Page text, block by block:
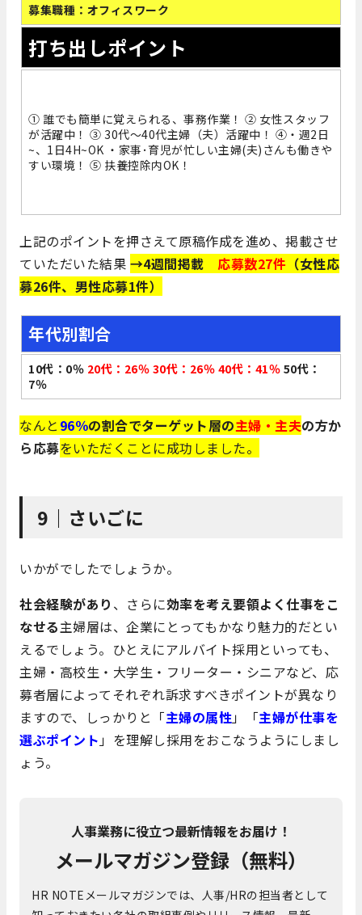
募集職種：オフィスワーク
打ち出しポイント
① 誰でも簡単に覚えられる、事務作業！ ② 女性スタッフ
が活躍中！ ③ 30代～40代主婦（夫）活躍中！ ④・週2日
~、1日4H~OK ・家事･育児が忙しい主婦(夫)さんも働きや
すい環境！ ⑤ 扶養控除内OK！
上記のポイントを押さえて原稿作成を進め、掲載させ
ていただいた結果 →4週間掲載 応募数27件 （女性応
募26件、男性応募1件）
年代別割合
10代：0％ 20代：26％ 30代：26％ 40代：41％ 50代：
7％
なんと 96％の割合でターゲット層の主婦・主夫の方か
ら応募をいただくことに成功しました。
9｜さいごに
いかがでしたでしょうか。
社会経験があり 、さらに効率を考え要領よく仕事をこ
なせる主婦層は、企業にとってもかなり魅力的だとい
えるでしょう。ひとえにアルバイト採用といっても、
主婦・高校生・大学生・フリーター・シニアなど、応
募者層によってそれぞれ訴求すべきポイントが異なり
ますので、しっかりと「主婦の属性」「主婦が仕事を
選ぶポイント」を理解し採用をおこなうようにしまし
ょう。
人事業務に役立つ最新情報をお届け！
メールマガジン登録（無料）
HR NOTEメールマガジンでは、人事/HRの担当者として